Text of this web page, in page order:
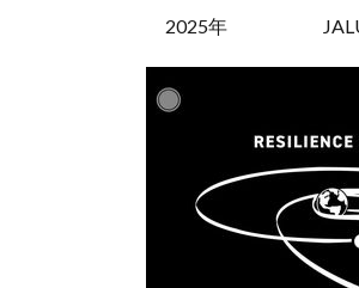
2025年 JALUXも加